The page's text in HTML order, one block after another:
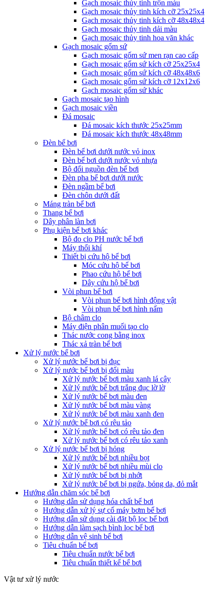
Gạch mosaic thủy tinh trộn màu
Gạch mosaic thủy tinh kích cỡ 25x25x4
Gạch mosaic thủy tinh kích cỡ 48x48x4
Gạch mosaic thủy tinh dải màu
Gạch mosaic thủy tinh hoa văn khác
Gạch mosaic gốm sứ
Gạch mosaic gốm sứ men rạn cao cấp
Gạch mosaic gốm sứ kích cỡ 25x25x4
Gạch mosaic gốm sứ kích cỡ 48x48x6
Gạch mosaic gốm sứ kích cỡ 12x12x6
Gạch mosaic gốm sứ khác
Gạch mosaic tạo hình
Gạch mosaic viền
Đá mosaic
Đá mosaic kích thước 25x25mm
Đá mosaic kích thước 48x48mm
Đèn bể bơi
Đèn bể bơi dưới nước vỏ inox
Đèn bể bơi dưới nước vỏ nhựa
Bộ đổi nguồn đèn bể bơi
Đèn pha bể bơi dưới nước
Đèn ngầm bể bơi
Đèn chôn dưới đất
Máng tràn bể bơi
Thang bể bơi
Dây phân làn bơi
Phụ kiện bể bơi khác
Bộ đo clo PH nước bể bơi
Máy thổi khí
Thiết bị cứu hộ bể bơi
Móc cứu hộ bể bơi
Phao cứu hộ bể bơi
Dây cứu hộ bể bơi
Vòi phun bể bơi
Vòi phun bể bơi hình động vật
Vòi phun bể bơi hình nấm
Bộ châm clo
Máy điện phân muối tạo clo
Thác nước cong bằng inox
Thác xả tràn bể bơi
Xử lý nước bể bơi
Xử lý nước bể bơi bị đục
Xử lý nước bể bơi bị đổi màu
Xử lý nước bể bơi màu xanh lá cây
Xử lý nước bể bơi trắng đục lờ lờ
Xử lý nước bể bơi màu đen
Xử lý nước bể bơi màu vàng
Xử lý nước bể bơi màu xanh đen
Xử lý nước bể bơi có rêu tảo
Xử lý nước bể bơi có rêu tảo đen
Xử lý nước bể bơi có rêu tảo xanh
Xử lý nước bể bơi bị hỏng
Xử lý nước bể bơi nhiều bọt
Xử lý nước bể bơi nhiều mùi clo
Xử lý nước bể bơi bị nhớt
Xử lý nước bể bơi bị ngứa, bỏng da, đỏ mắt
Hướng dẫn chăm sóc bể bơi
Hướng dẫn sử dụng hóa chất bể bơi
Hướng dẫn xử lý sự cố máy bơm bể bơi
Hướng dẫn sử dụng cài đặt bộ lọc bể bơi
Hướng dẫn làm sạch bình lọc bể bơi
Hướng dẫn vệ sinh bể bơi
Tiêu chuẩn bể bơi
Tiêu chuẩn nước bể bơi
Tiêu chuẩn thiết kế bể bơi
Vật tư xử lý nước